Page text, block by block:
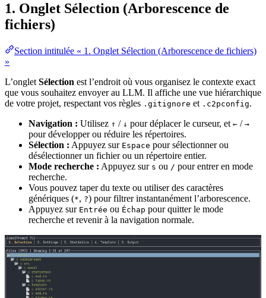
1. Onglet Sélection (Arborescence de
fichiers)
Section intitulée « 1. Onglet Sélection (Arborescence de fichiers)
»
L’onglet Sélection est l’endroit où vous organisez le contexte exact
que vous souhaitez envoyer au LLM. Il affiche une vue hiérarchique
de votre projet, respectant vos règles .gitignore et .c2pconfig.
Navigation : Utilisez ↑ / ↓ pour déplacer le curseur, et ← / →
pour développer ou réduire les répertoires.
Sélection : Appuyez sur Espace pour sélectionner ou
désélectionner un fichier ou un répertoire entier.
Mode recherche : Appuyez sur s ou / pour entrer en mode
recherche.
Vous pouvez taper du texte ou utiliser des caractères
génériques (*, ?) pour filtrer instantanément l’arborescence.
Appuyez sur Entrée ou Échap pour quitter le mode
recherche et revenir à la navigation normale.